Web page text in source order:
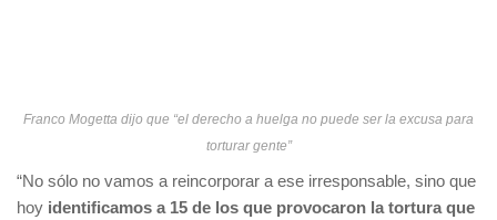
Franco Mogetta dijo que “el derecho a huelga no puede ser la excusa para
torturar gente”
“No sólo no vamos a reincorporar a ese irresponsable, sino que
hoy identificamos a 15 de los que provocaron la tortura que